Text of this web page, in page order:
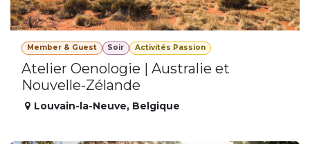
Member & Guest Soir Activités Passion
Atelier Oenologie | Australie et
Nouvelle-Zélande
Louvain-la-Neuve, Belgique